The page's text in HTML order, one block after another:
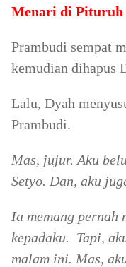
Menari di Pituruh
Prambudi sempat
kemudian dihapus
Lalu, Dyah
Prambudi.
Mas, jujur. Aku
Setyo. Dan, aku
Ia memang pernah
kepadaku. Tapi,
malam ini. Mas,